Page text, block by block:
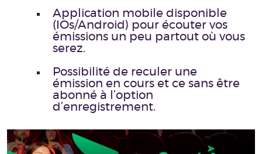
Application mobile disponible
(IOs/Android) pour écouter vos
émissions un peu partout où vous
serez.
Possibilité de reculer une
émission en cours et ce sans être
abonné à l’option
d’enregistrement.